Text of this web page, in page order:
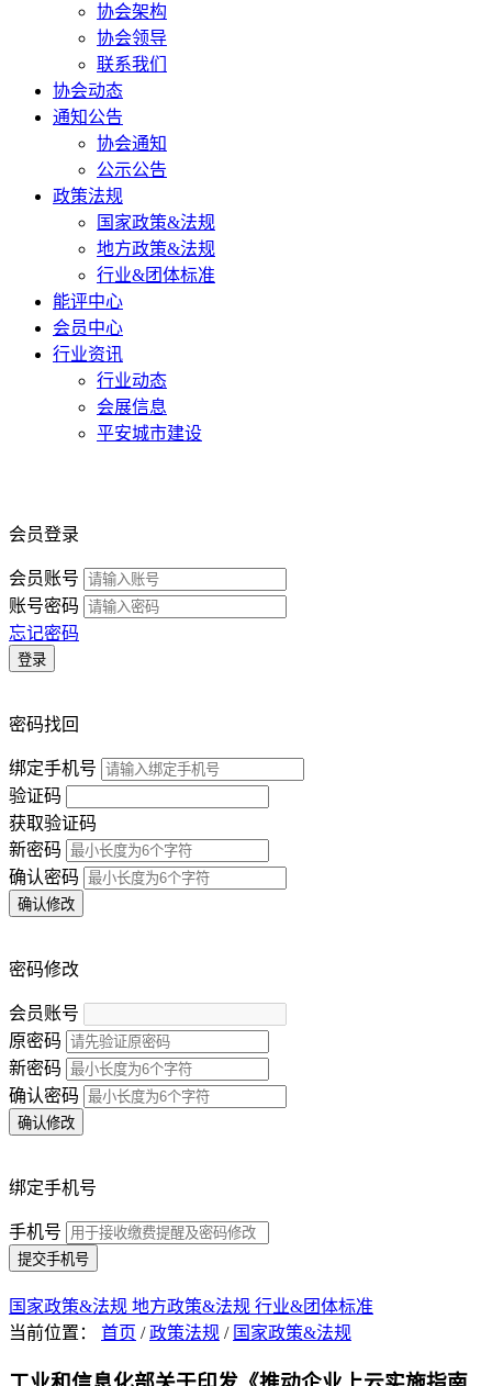
协会架构
协会领导
联系我们
协会动态
通知公告
协会通知
公示公告
政策法规
国家政策&法规
地方政策&法规
行业&团体标准
能评中心
会员中心
行业资讯
行业动态
会展信息
平安城市建设
会员登录
会员账号
账号密码
忘记密码
登录
密码找回
绑定手机号
验证码
获取验证码
新密码
确认密码
确认修改
密码修改
会员账号
原密码
新密码
确认密码
确认修改
绑定手机号
手机号
提交手机号
国家政策&法规 地方政策&法规 行业&团体标准
当前位置： 首页 / 政策法规 / 国家政策&法规